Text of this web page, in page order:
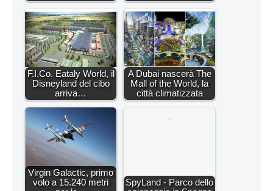
F.I.Co. Eataly World, il
Disneyland del cibo
arriva…
A Dubai nascerà The
Mall of the World, la
città climatizzata
Virgin Galactic, primo
volo a 15.240 metri
SpyLand - Parco dello